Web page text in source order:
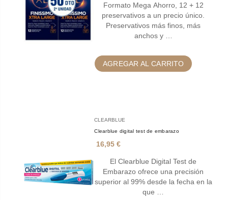
Formato Mega Ahorro, 12 + 12
preservativos a un precio único.
Preservativos más finos, más
anchos y …
AGREGAR AL CARRITO
CLEARBLUE
Clearblue digital test de embarazo
16,95 €
El Clearblue Digital Test de
Embarazo ofrece una precisión
superior al 99% desde la fecha en la
que …